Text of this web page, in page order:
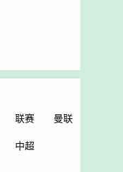
联赛 曼联
中超